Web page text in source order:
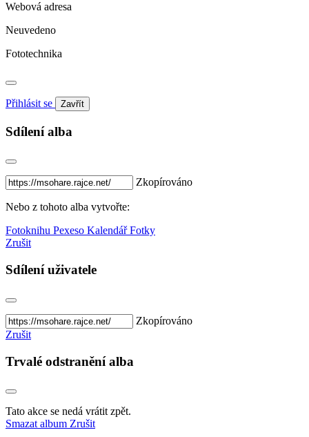
Webová adresa
Neuvedeno
Fototechnika
Přihlásit se Zavřít
Sdílení alba
Zkopírováno
Nebo z tohoto alba vytvořte:
Fotoknihu Pexeso KalendářFotky
Zrušit
Sdílení uživatele
Zkopírováno
Zrušit
Trvalé odstranění alba
Tato akce se nedá vrátit zpět.
Smazat album Zrušit